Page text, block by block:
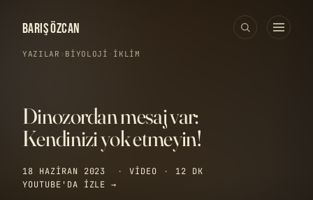
BARIŞ ÖZCAN
YAZILAR BIYOLOJI · İKLIM
Dinozordan mesaj var:
Kendinizi yok etmeyin!
18 HAZIRAN 2023 · VIDEO ·
12 DK
YOUTUBE'DA IZLE →